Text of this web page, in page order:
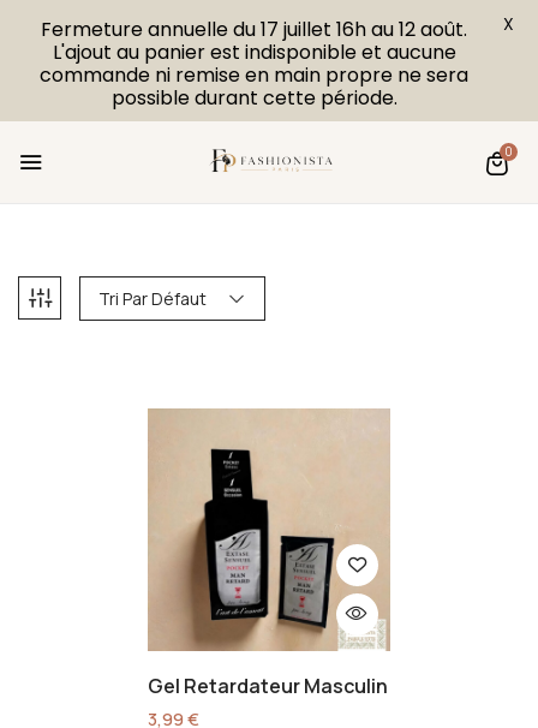
0
Tri Par Défaut
Gel Retardateur Masculin
3,99€
Fermeture annuelle du 17 juillet 16h au 12 août.
L'ajout au panier est indisponible et aucune
commande ni remise en main propre ne sera
possible durant cette période.
X